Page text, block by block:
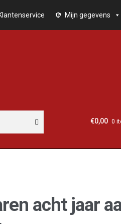
Mijn gegevens
€0,00 0
acht jaar